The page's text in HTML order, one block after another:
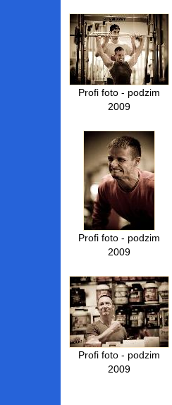
Profi foto - podzim
2009
Profi foto - podzim
2009
Profi foto - podzim
2009